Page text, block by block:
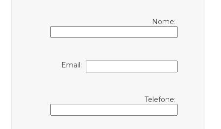
Nome:
Email:
Telefone: